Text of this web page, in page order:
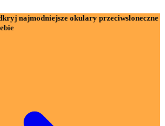
najmodniejsze okulary przeciwsłoneczne